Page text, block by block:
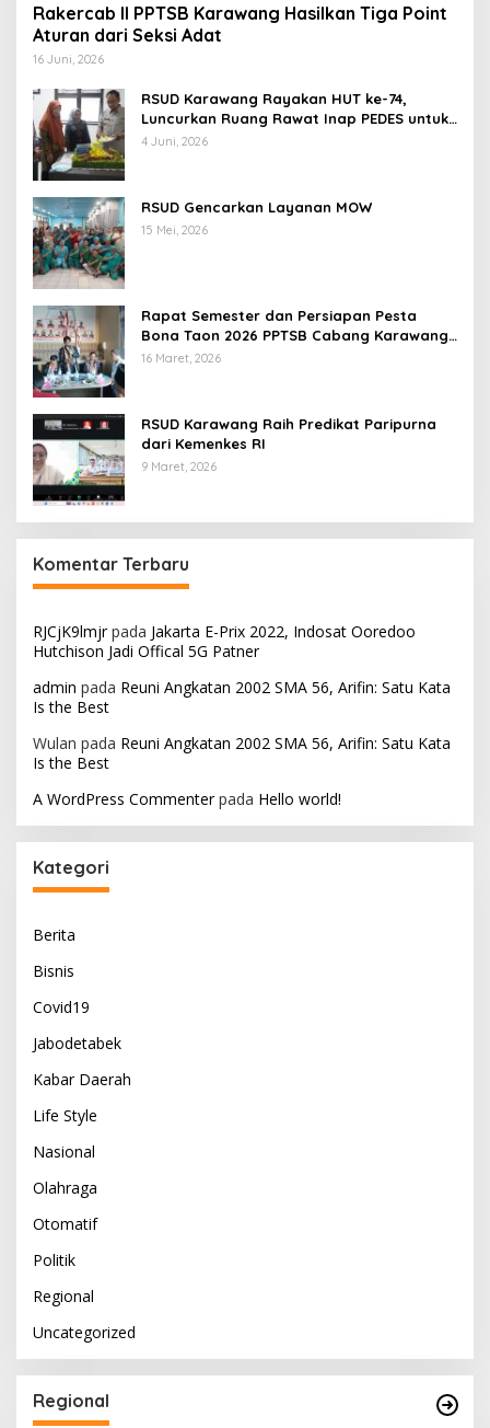
Rakercab II PPTSB Karawang Hasilkan Tiga Point
Aturan dari Seksi Adat
16 Juni, 2026
RSUD Karawang Rayakan HUT ke-74,
Luncurkan Ruang Rawat Inap PEDES untuk
Tingkatkan Pelayanan Kesehatan
4 Juni, 2026
RSUD Gencarkan Layanan MOW
15 Mei, 2026
Rapat Semester dan Persiapan Pesta
Bona Taon 2026 PPTSB Cabang Karawang
Digelar
16 Maret, 2026
RSUD Karawang Raih Predikat Paripurna
dari Kemenkes RI
9 Maret, 2026
Komentar Terbaru
RJCjK9lmjrpada Jakarta E-Prix 2022, Indosat Ooredoo
Hutchison Jadi Offical 5G Patner
admin pada Reuni Angkatan 2002 SMA 56, Arifin: Satu Kata
Is the Best
Wulan pada Reuni Angkatan 2002 SMA 56, Arifin: Satu Kata
Is the Best
A WordPress Commenterpada Hello world!
Kategori
Berita
Bisnis
Covid19
Jabodetabek
Kabar Daerah
Life Style
Nasional
Olahraga
Otomatif
Politik
Regional
Uncategorized
Regional